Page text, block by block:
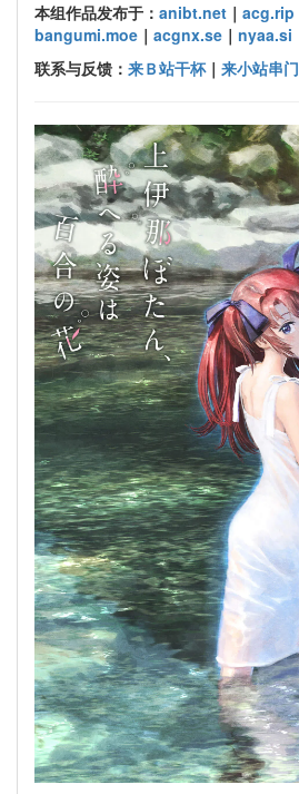
本组作品发布于： anibt.net ｜ acg.rip
bangumi.moe ｜ acgnx.se ｜ nyaa.si
联系与反馈： 来Ｂ站干杯｜ 来小站串门